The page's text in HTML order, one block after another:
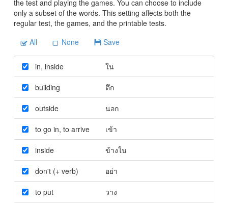
the test and playing the games. You can choose to include
only a subset of the words. This setting affects both the
regular test, the games, and the printable tests.
All
None Save
in, inside ใน
building ตึก
outside นอก
to go in, to arrive เข้า
inside ข้างใน
don't (+ verb) อย่า
to put วาง